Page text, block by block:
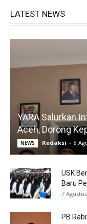
LATEST NEWS
YARA Salurkan
Aceh, Dorong
NEWS Redaksi - 8
USK
Baru
7
PB